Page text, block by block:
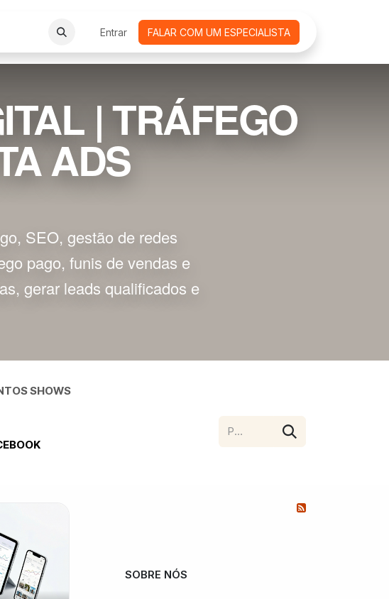
LOJA VIRTUAL CURSOS ONLINE AGENDAMENTO DE REUNIÕES
Entrar FALAR COM UM ESPECIALISTA
| TRÁFEGO
ADS
SEO, gestão de redes
pago, funis de vendas e
gerar leads qualificados e
SHOWS
SOBRE NÓS